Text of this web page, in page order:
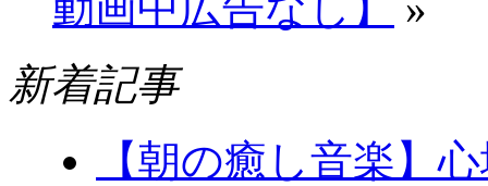
新着記事
【朝の癒し音楽】